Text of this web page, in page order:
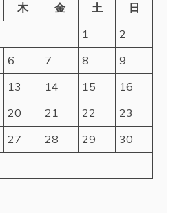
木 金 土
日
1
2
6 7 8
9
13 14 15
16
20 21 22
23
27 28 29
30